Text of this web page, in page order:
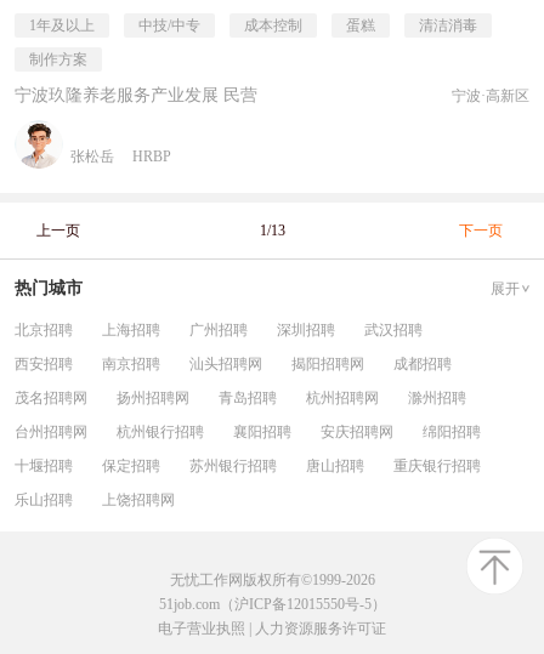
1年及以上 中技/中专 成本控制 蛋糕
清洁消毒
制作方案
宁波玖隆养老服务产业发展 民营 宁波·高新区
张松岳 HRBP
上一页 1/13 下一页
热门城市 展开
北京招聘 上海招聘 广州招聘 深圳招聘
武汉招聘
西安招聘
南京招聘 汕头招聘网 揭阳招聘网
成都招聘
茂名招聘网
扬州招聘网 青岛招聘 杭州招聘网
滁州招聘
台州招聘网
杭州银行招聘 襄阳招聘 安庆招聘网
绵阳招聘
十堰招聘
保定招聘 苏州银行招聘 唐山招聘
重庆银行招聘
乐山招聘
上饶招聘网
无忧工作网版权所有©1999-2026
51job.com（沪ICP备12015550号-5）
电子营业执照
人力资源服务许可证